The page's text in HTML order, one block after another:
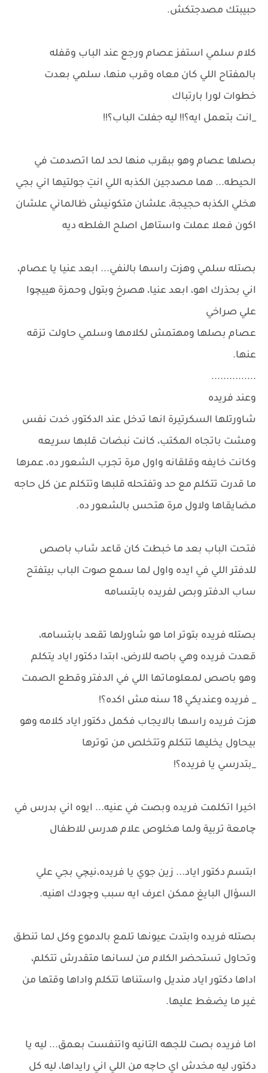
حبيبتك مصدجتكش.
كلام سلمي استفز عصام ورجع عند الباب وقفله
بالمفتاح اللي كان معاه وقرب منها، سلمي بعدت
خطوات لورا بارتباك
_انت بتعمل ايه؟!! ليه جفلت الباب؟!!
بصلها عصام وهو ببقرب منها لحد لما اتصدمت في
الحيطه... هما مصدجين الكذبه اللي انتِ جولتيها اني بجي
هخلي الكذبه حجيجة، علشان متكونيش ظالماني علشان
اكون فعلا عملت واستاهل اصلح الغلطه ديه
بصتله سلمي وهزت راسها بالنفي... ابعد عنيا يا عصام،
اني بحذرك اهو، ابعد عنيا، هصرخ وبتول وحمزة هييچوا
علي صراخي
عصام بصلها ومهتمش لكلامها وسلمي حاولت تزقه
عنها.
...............
وعند فريده
شاورتلها السكرتيرة انها تدخل عند الدكتور، خدت نفس
ومشت باتجاه المكتب، كانت نبضات قلبها سريعه
وكانت خايفه وقلقانه واول مرة تجرب الشعور ده، عمرها
ما قدرت تتكلم مع حد وتفتحله قلبها وتتكلم عن كل حاجه
مضايقاها ولاول مرة هتحس بالشعور ده.
فتحت الباب بعد ما خبطت كان قاعد شاب باصص
للدفتر اللي في ايده واول لما سمع صوت الباب بيتفتح
ساب الدفتر وبص لفريده بابتسامه
بصتله فريده بتوتر اما هو شاورلها تقعد بابتسامه،
قعدت فريده وهي باصه للارض، ابتدا دكتور اياد يتكلم
وهو باصص لمعلوماتها اللي في الدفتر وقطع الصمت
_ فريده وعنديكي 18 سنه مش اكده؟!
هزت فريده راسها بالايجاب فكمل دكتور اياد كلامه وهو
بيحاول يخليها تتكلم وتتخلص من توترها
_بتدرسي يا فريده؟!
اخيرا اتكلمت فريده وبصت في عنيه... ايوه اني بدرس في
چامعة تربية ولما هخلوص علام هدرس للاطفال
ابتسم دكتور اياد... زين جوي يا فريده،نيچي بجي علي
السؤال البايغ ممكن اعرف ايه سبب وچودك اهنيه.
بصتله فريده وابتدت عيونها تلمع بالدموع وكل لما تنطق
وتحاول تستحضر الكلام من لسانها متقدرش تتكلم،
اداها دكتور اياد منديل واستناها تتكلم واداها وقتها من
غير ما يضغط عليها.
اما فريده بصت للجهه التانيه واتنفست بعمق... ليه يا
دكتور، ليه مخدش اي حاچه من اللي اني رايداها، ليه كل